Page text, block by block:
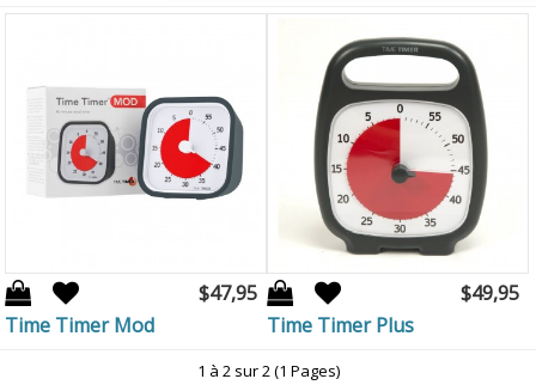
$47,95
Time Timer Mod
$49,95
Time Timer Plus
1 à 2 sur 2 (1 Pages)